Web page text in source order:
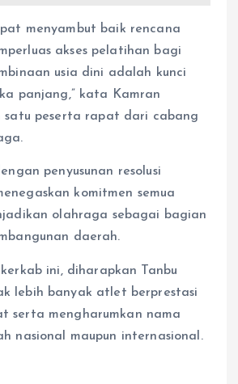
menyambut baik rencana
akses pelatihan bagi
usia dini adalah kunci
panjang,” kata Kamran
satu peserta rapat dari cabang
penyusunan resolusi
komitmen semua
olahraga sebagai bagian
daerah.
ini, diharapkan Tanbu
lebih banyak atlet berprestasi
serta mengharumkan nama
nasional maupun internasional.